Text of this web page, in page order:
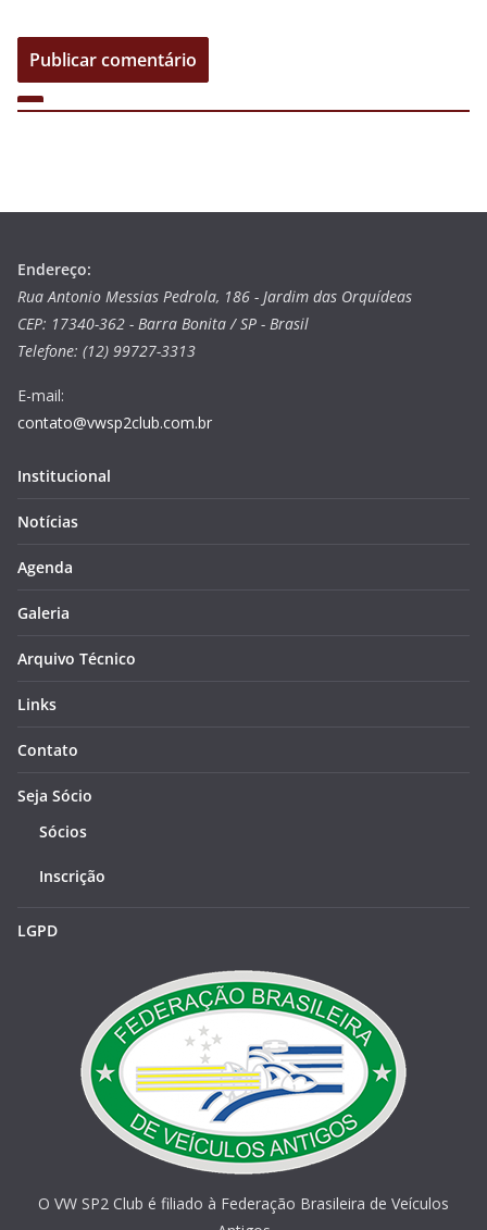
Endereço:
Rua Antonio Messias Pedrola, 186 - Jardim das Orquídeas
CEP: 17340-362 - Barra Bonita / SP - Brasil
Telefone: (12) 99727-3313
E-mail:
contato@vwsp2club.com.br
Institucional
Notícias
Agenda
Galeria
Arquivo Técnico
Links
Contato
Seja Sócio
Sócios
Inscrição
LGPD
O VW SP2 Club é filiado à Federação Brasileira de Veículos